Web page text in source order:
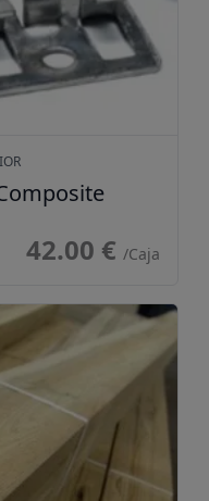
42.00 € /Caja